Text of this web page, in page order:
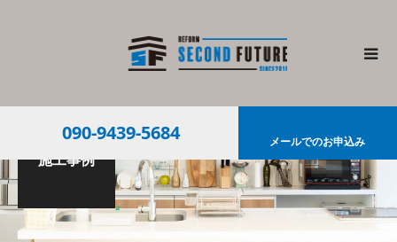
090-9439-5684 メールでのお申込み
施工事例